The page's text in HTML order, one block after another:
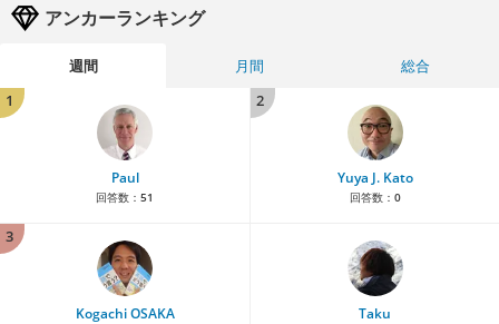
アンカーランキング
週間 月間
総合
1
Paul
回答数： 51
2
Yuya J. Kato
回答数： 0
3
Kogachi OSAKA Taku